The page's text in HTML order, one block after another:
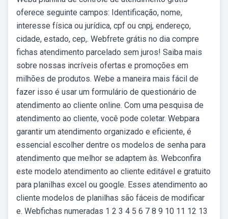
oferece seguinte campos: Identificação, nome,
interesse física ou jurídica, cpf ou cnpj, endereço,
cidade, estado, cep,. Webfrete grátis no dia compre
fichas atendimento parcelado sem juros! Saiba mais
sobre nossas incríveis ofertas e promoções em
milhões de produtos. Webe a maneira mais fácil de
fazer isso é usar um formulário de questionário de
atendimento ao cliente online. Com uma pesquisa de
atendimento ao cliente, você pode coletar. Webpara
garantir um atendimento organizado e eficiente, é
essencial escolher dentre os modelos de senha para
atendimento que melhor se adaptem às. Webconfira
este modelo atendimento ao cliente editável e gratuito
para planilhas excel ou google. Esses atendimento ao
cliente modelos de planilhas são fáceis de modificar
e. Webfichas numeradas 1 2 3 4 5 6 7 8 9 10 11 12 13